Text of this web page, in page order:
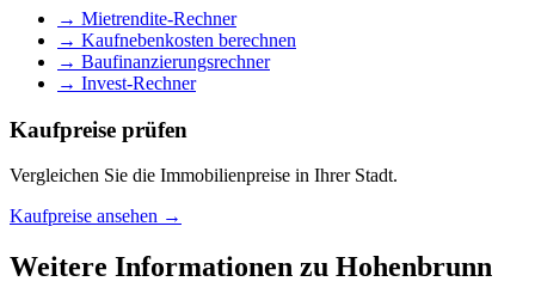
→ Mietrendite-Rechner
→ Kaufnebenkosten berechnen
→ Baufinanzierungsrechner
→ Invest-Rechner
Kaufpreise prüfen
Vergleichen Sie die Immobilienpreise in Ihrer Stadt.
Kaufpreise ansehen →
Weitere Informationen zu Hohenbrunn